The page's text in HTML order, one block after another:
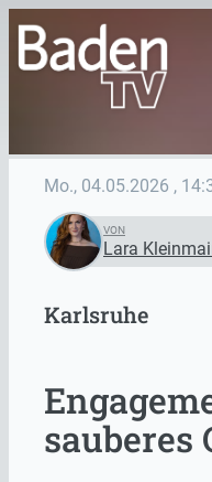
Mo., 04.05.2026 ,
VON
Lara
Karlsruhe
sauberes